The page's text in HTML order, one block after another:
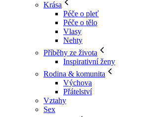
Krása
Péče o pleť
Péče o tělo
Vlasy
Nehty
Příběhy ze života
Inspirativní ženy
Rodina & komunita
Výchova
Přátelství
Vztahy
Sex